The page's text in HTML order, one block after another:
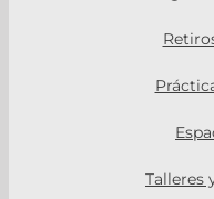
Talleres